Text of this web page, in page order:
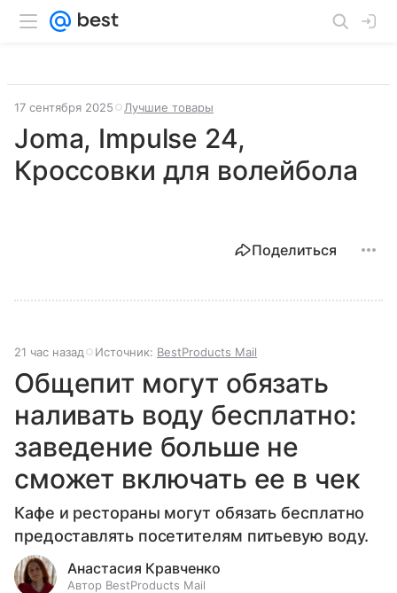
17 сентября 2025 Лучшие товары
Joma, Impulse 24,
Кроссовки для волейбола
Поделиться
21 час назад Источник: BestProducts Mail
Общепит могут обязать
наливать воду бесплатно:
заведение больше не
сможет включать ее в чек
Кафе и рестораны могут обязать бесплатно
предоставлять посетителям питьевую воду.
Анастасия Кравченко
Автор BestProducts Mail